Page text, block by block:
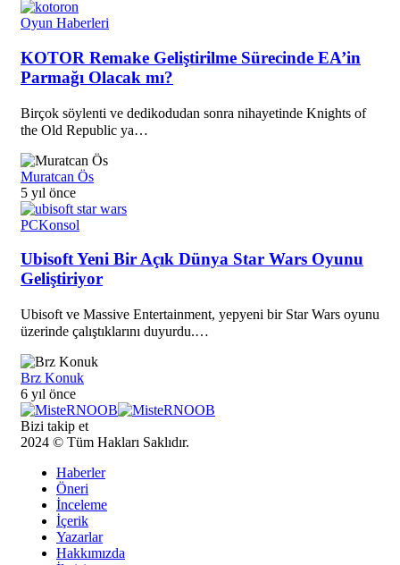
Oyun Haberleri
KOTOR Remake Geliştirilme Sürecinde EA’in
Parmağı Olacak mı?
Birçok söylenti ve dedikodudan sonra nihayetinde Knights of
the Old Republic ya…
Muratcan Ös
5 yıl önce
PCKonsol
Ubisoft Yeni Bir Açık Dünya Star Wars Oyunu
Geliştiriyor
Ubisoft ve Massive Entertainment, yepyeni bir Star Wars oyunu
üzerinde çalıştıklarını duyurdu.…
Brz Konuk
6 yıl önce
Bizi takip et
2024 © Tüm Hakları Saklıdır.
Haberler
Öneri
İnceleme
İçerik
Yazarlar
Hakkımızda